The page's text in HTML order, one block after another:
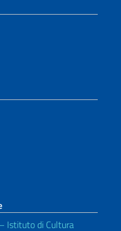
Istituto di Cultura